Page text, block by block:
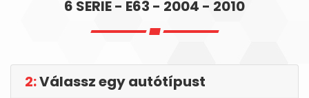
6 SERIE - E63 - 2004 - 2010
2:Válassz egy autótípust